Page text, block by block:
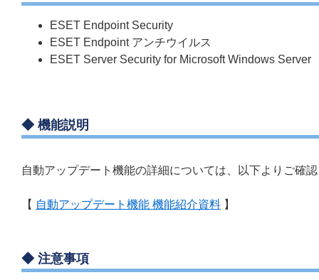
ESET Endpoint Security
ESET Endpoint アンチウイルス
ESET Server Security for Microsoft Windows Server
◆ 機能説明
自動アップデート機能の詳細については、以下よりご確
【 自動アップデート機能 機能紹介資料 】
◆ 注意事項